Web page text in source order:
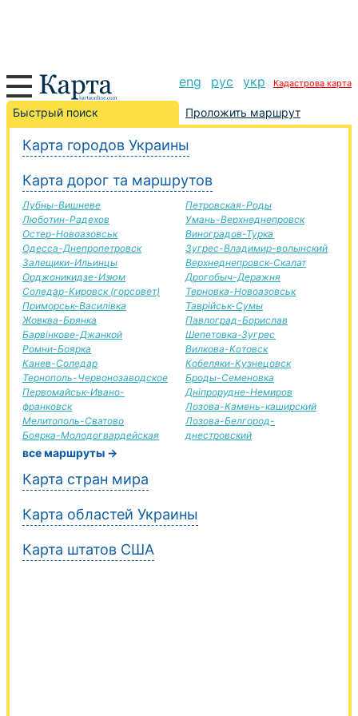
eng рус укр Кадастрова карта
Быстрый поиск Проложить маршрут
Карта городов Украины
Карта дорог та маршрутов
Лубны-Вишневе
Люботин-Радехов
Остер-Новоазовськ
Одесса-Днепропетровск
Залещики-Ильинцы
Орджоникидзе-Изюм
Соледар-Кировск (горсовет)
Приморськ-Василівка
Жовква-Брянка
Барвінкове-Джанкой
Ромни-Боярка
Канев-Соледар
Тернополь-Червонозаводское
Первомайськ-Ивано-
франковск
Мелитополь-Сватово
Боярка-Молодогвардейская
Петровская-Роды
Умань-Верхнеднепровск
Виноградов-Турка
Зугрес-Владимир-волынский
Верхнеднепровск-Скалат
Дрогобыч-Деражня
Терновка-Новоазовськ
Таврійськ-Сумы
Павлоград-Борислав
Шепетовка-Зугрес
Вилкова-Котовск
Кобеляки-Кузнецовск
Броды-Семеновка
Дніпрорудне-Немиров
Лозова-Камень-каширский
Лозова-Белгород-
днестровский
все маршруты →
Карта стран мира
Карта областей Украины
Карта штатов США
Мостиська-Кобеляки дорога, маршрут Мостиська-
Кобеляки, автомобильная дорога
+
−